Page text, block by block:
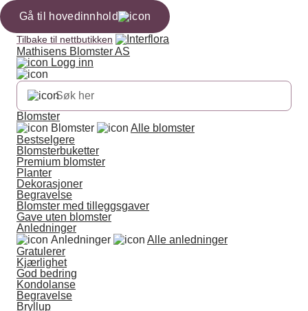
Gå til hovedinnhold
Tilbake til nettbutikken
Mathisens Blomster AS
Logg inn
Blomster
Blomster
Alle blomster
Bestselgere
Blomsterbuketter
Premium blomster
Planter
Dekorasjoner
Begravelse
Blomster med tilleggsgaver
Gave uten blomster
Anledninger
Anledninger
Alle anledninger
Gratulerer
Kjærlighet
God bedring
Kondolanse
Begravelse
Bryllup